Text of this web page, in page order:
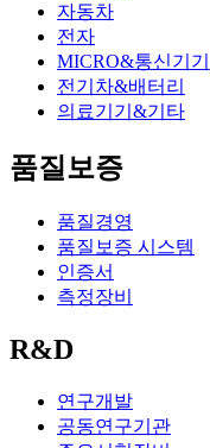
자동차
전자
MICRO&통신기기
전기차&배터리
의료기기&기타
품질보증
품질경영
품질보증 시스템
인증서
측정장비
R&D
연구개발
공동연구기관